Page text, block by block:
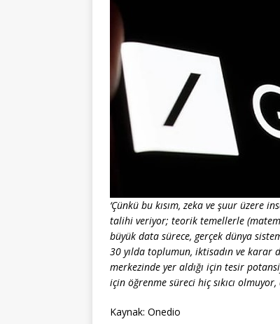
‘Çünkü bu kısım, zeka ve şuur üzere
talihi veriyor; teorik temellerle
büyük data sürece, gerçek dünya
30 yılda toplumun, iktisadın ve
merkezinde yer aldığı için tesir
için öğrenme süreci hiç sıkıcı
Kaynak: Onedio